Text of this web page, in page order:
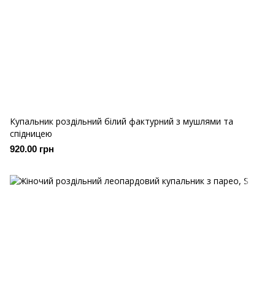
Купальник роздільний білий фактурний з мушлями та
спідницею
920.00 грн